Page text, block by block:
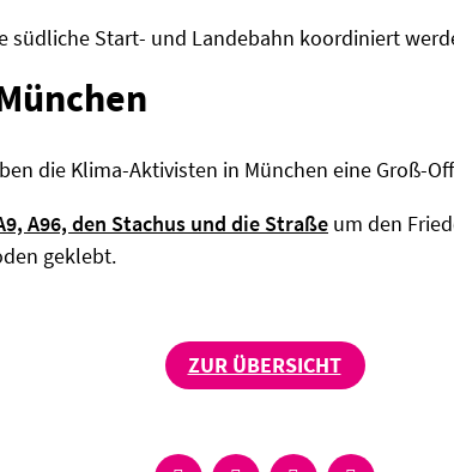
südliche Start- und Landebahn koordiniert
die Klima-Aktivisten in München eine Groß-
A96, den Stachus und die Straße um den
geklebt.
ZUR ÜBERSICHT